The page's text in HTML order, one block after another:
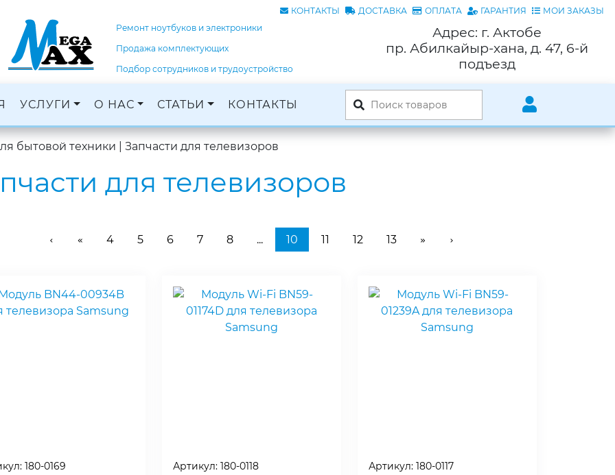
КОНТАКТЫ ДОСТАВКА ОПЛАТА ГАРАНТИЯ
МОИ ЗАКАЗЫ
Ремонт ноутбуков и электроники
Продажа комплектующих
Подбор сотрудников и трудоустройство
Адрес: г. Актобе
пр. Абилкайыр-хана, д. 47, 6-й
подъезд
УСЛУГИ О НАС СТАТЬИ КОНТАКТЫ
бытовой техники Запчасти для телевизоров
для телевизоров
‹ « 4 5 6 7 8 ... 10 11 12 13 » ›
180-0169 Артикул: 180-0118 Артикул: 180-0117